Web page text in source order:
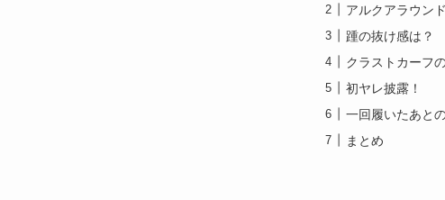
アルクアラウン
踵の抜け感は？
クラストカーフ
初ヤレ披露！
一回履いたあと
まとめ